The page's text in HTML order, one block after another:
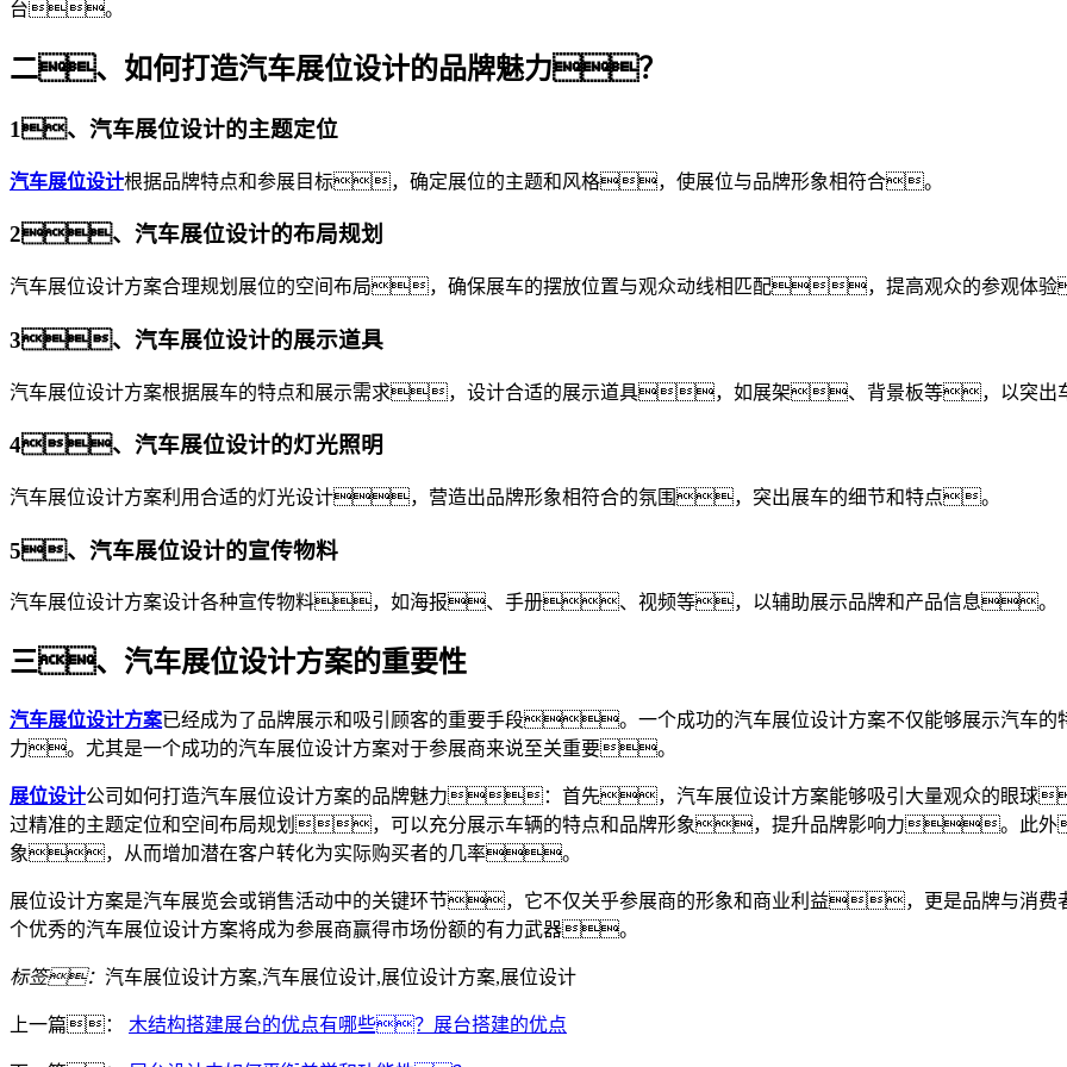
台。
二、如何打造汽车展位设计的品牌魅力？
1、汽车展位设计的主题定位
汽车展位设计根据品牌特点和参展目标，确定展位的主题和风格，使展位与品牌形象相符合。
2、汽车展位设计的布局规划
汽车展位设计方案合理规划展位的空间布局，确保展车的摆放位置与观众动线相匹配，提高观众的参观体
3、汽车展位设计的展示道具
汽车展位设计方案根据展车的特点和展示需求，设计合适的展示道具，如展架、背景板等，以突出
4、汽车展位设计的灯光照明
汽车展位设计方案利用合适的灯光设计，营造出品牌形象相符合的氛围，突出展车的细节和特点。
5、汽车展位设计的宣传物料
汽车展位设计方案设计各种宣传物料，如海报、手册、视频等，以辅助展示品牌和产品信息。
三、汽车展位设计方案的重要性
汽车展位设计方案已经成为了品牌展示和吸引顾客的重要手段。一个成功的汽车展位设计方案不仅能够展示汽车
力。尤其是一个成功的汽车展位设计方案对于参展商来说至关重要。
展位设计公司如何打造汽车展位设计方案的品牌魅力：首先，汽车展位设计方案能够吸引大量观众的眼
过精准的主题定位和空间布局规划，可以充分展示车辆的特点和品牌形象，提升品牌影响力。此外
象，从而增加潜在客户转化为实际购买者的几率。
展位设计方案是汽车展览会或销售活动中的关键环节，它不仅关乎参展商的形象和商业利益，更是品牌与
个优秀的汽车展位设计方案将成为参展商赢得市场份额的有力武器。
标签： 汽车展位设计方案,汽车展位设计,展位设计方案,展位设计
上一篇： 木结构搭建展台的优点有哪些？展台搭建的优点